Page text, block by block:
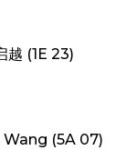
越 (1E 23)
(5A 07)